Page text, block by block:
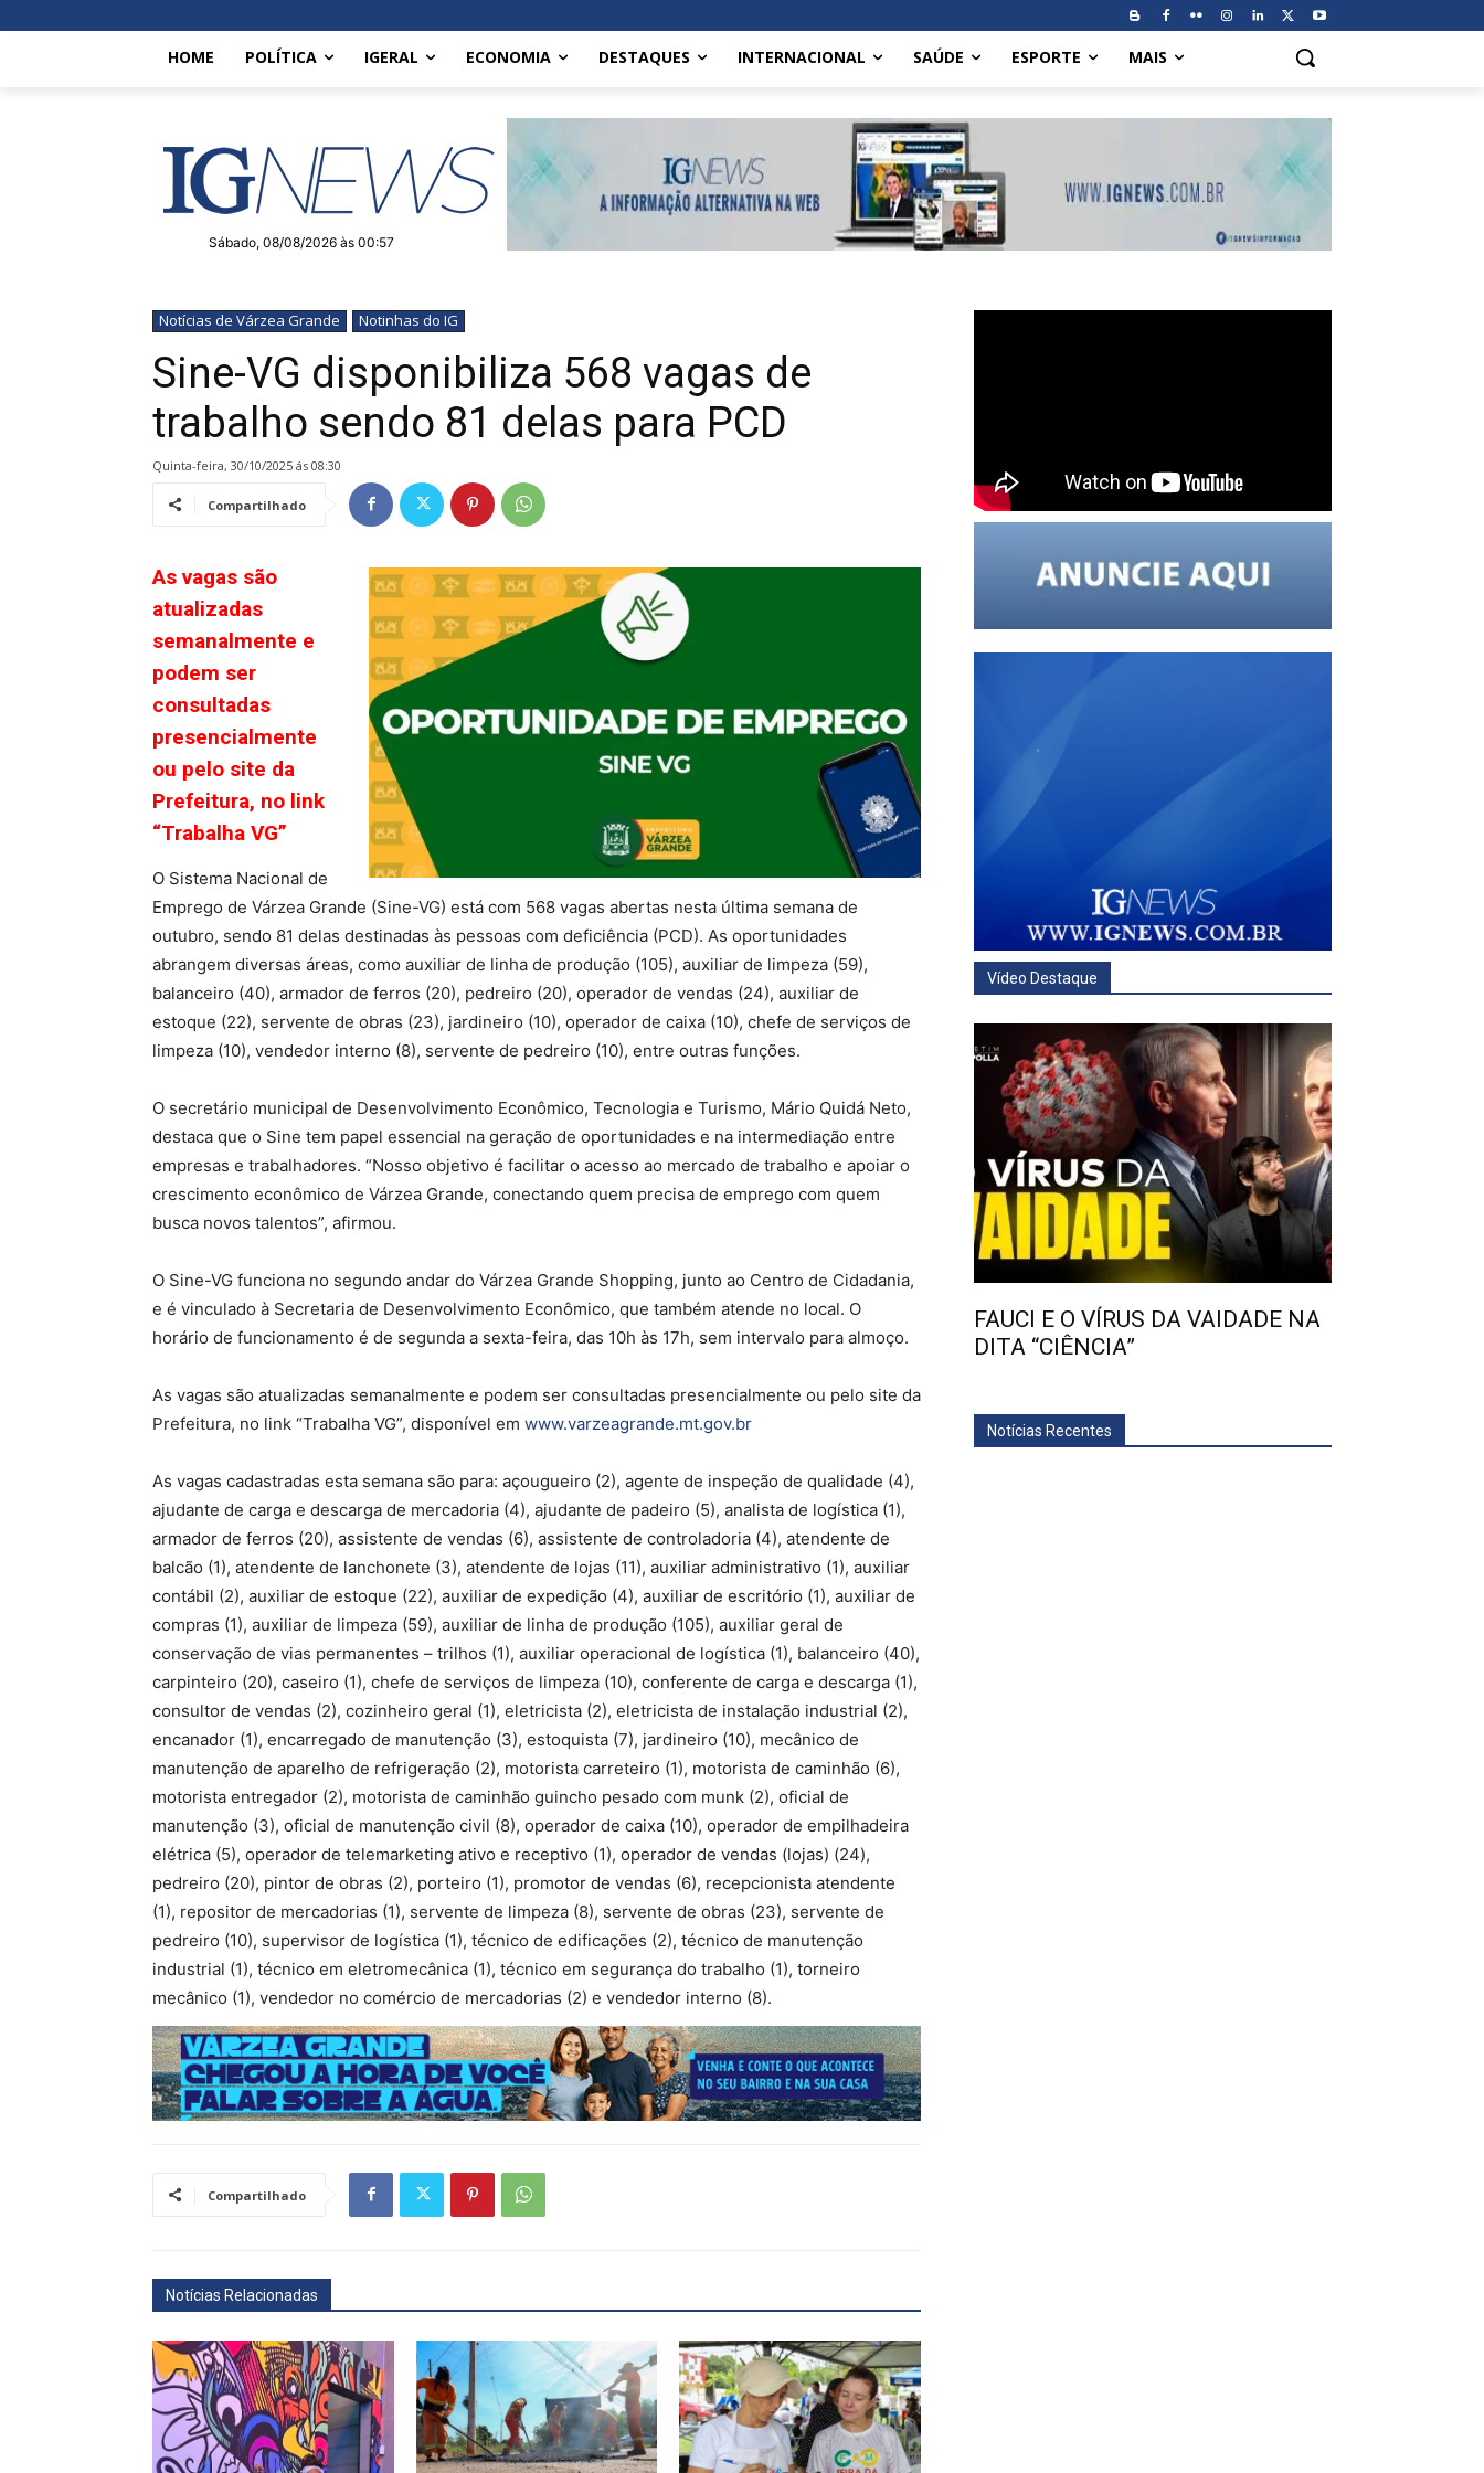
HOME POLÍTICA IGERAL ECONOMIA DESTAQUES INTERNACIONAL SAÚDE ESPORTE MAIS
Sábado, 08/08/2026 às 00:57
Notícias de Várzea Grande Notinhas do IG
Sine-VG disponibiliza 568 vagas de
trabalho sendo 81 delas para PCD
quinta-feira, 30/10/2025 ás 08:30
Compartilhado
As vagas são
atualizadas
semanalmente e
podem ser
consultadas
presencialmente
ou pelo site da
Prefeitura, no link
“Trabalha VG”
O Sistema Nacional de
Emprego de Várzea Grande (Sine-VG) está com 568 vagas abertas nesta última semana de
outubro, sendo 81 delas destinadas às pessoas com deficiência (PCD). As oportunidades
abrangem diversas áreas, como auxiliar de linha de produção (105), auxiliar de limpeza (59),
balanceiro (40), armador de ferros (20), pedreiro (20), operador de vendas (24), auxiliar de
estoque (22), servente de obras (23), jardineiro (10), operador de caixa (10), chefe de serviços de
limpeza (10), vendedor interno (8), servente de pedreiro (10), entre outras funções.
O secretário municipal de Desenvolvimento Econômico, Tecnologia e Turismo, Mário Quidá Neto,
destaca que o Sine tem papel essencial na geração de oportunidades e na intermediação entre
empresas e trabalhadores. “Nosso objetivo é facilitar o acesso ao mercado de trabalho e apoiar o
crescimento econômico de Várzea Grande, conectando quem precisa de emprego com quem
busca novos talentos”, afirmou.
O Sine-VG funciona no segundo andar do Várzea Grande Shopping, junto ao Centro de Cidadania,
e é vinculado à Secretaria de Desenvolvimento Econômico, que também atende no local. O
horário de funcionamento é de segunda a sexta-feira, das 10h às 17h, sem intervalo para almoço.
As vagas são atualizadas semanalmente e podem ser consultadas presencialmente ou pelo site da
Prefeitura, no link “Trabalha VG”, disponível em www.varzeagrande.mt.gov.br
As vagas cadastradas esta semana são para: açougueiro (2), agente de inspeção de qualidade (4),
ajudante de carga e descarga de mercadoria (4), ajudante de padeiro (5), analista de logística (1),
armador de ferros (20), assistente de vendas (6), assistente de controladoria (4), atendente de
balcão (1), atendente de lanchonete (3), atendente de lojas (11), auxiliar administrativo (1), auxiliar
contábil (2), auxiliar de estoque (22), auxiliar de expedição (4), auxiliar de escritório (1), auxiliar de
compras (1), auxiliar de limpeza (59), auxiliar de linha de produção (105), auxiliar geral de
conservação de vias permanentes – trilhos (1), auxiliar operacional de logística (1), balanceiro (40),
carpinteiro (20), caseiro (1), chefe de serviços de limpeza (10), conferente de carga e descarga (1),
consultor de vendas (2), cozinheiro geral (1), eletricista (2), eletricista de instalação industrial (2),
encanador (1), encarregado de manutenção (3), estoquista (7), jardineiro (10), mecânico de
manutenção de aparelho de refrigeração (2), motorista carreteiro (1), motorista de caminhão (6),
motorista entregador (2), motorista de caminhão guincho pesado com munk (2), oficial de
manutenção (3), oficial de manutenção civil (8), operador de caixa (10), operador de empilhadeira
elétrica (5), operador de telemarketing ativo e receptivo (1), operador de vendas (lojas) (24),
pedreiro (20), pintor de obras (2), porteiro (1), promotor de vendas (6), recepcionista atendente
(1), repositor de mercadorias (1), servente de limpeza (8), servente de obras (23), servente de
pedreiro (10), supervisor de logística (1), técnico de edificações (2), técnico de manutenção
industrial (1), técnico em eletromecânica (1), técnico em segurança do trabalho (1), torneiro
mecânico (1), vendedor no comércio de mercadorias (2) e vendedor interno (8).
Compartilhado
Notícias Relacionadas
Vídeo Destaque
FAUCI E O VÍRUS DA VAIDADE NA
DITA “CIÊNCIA”
Notícias Recentes